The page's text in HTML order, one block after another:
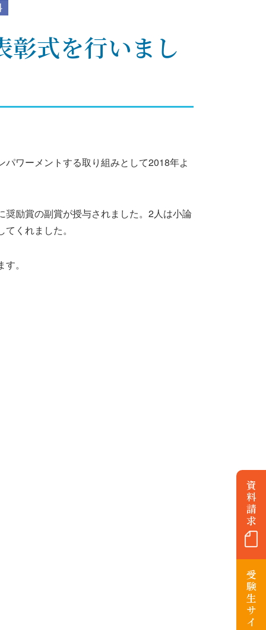
資
料
請
求
受
験
生
サ
イ
彰式を行いまし
ワーメントする取り組みとして2018年よ
励賞の副賞が授与されました。2人は小論
くれました。
。